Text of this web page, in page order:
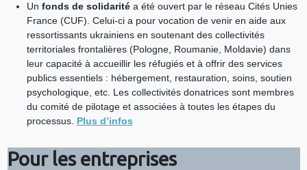
Un fonds de solidaritéa été ouvert par le réseau Cités Unies
France (CUF). Celui-ci a pour vocation de venir en aide aux
ressortissants ukrainiens en soutenant des collectivités
territoriales frontalières (Pologne, Roumanie, Moldavie) dans
leur capacité à accueillir les réfugiés et à offrir des services
publics essentiels : hébergement, restauration, soins, soutien
psychologique, etc. Les collectivités donatrices sont membres
du comité de pilotage et associées à toutes les étapes du
processus. Plus d’infos
Pour les entreprises